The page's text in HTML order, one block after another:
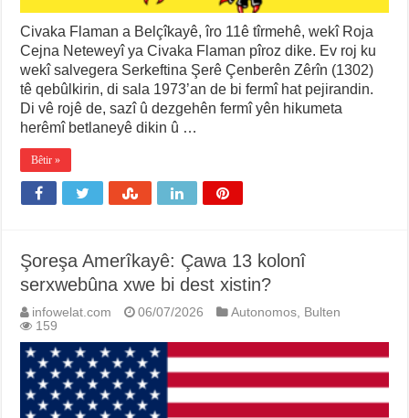
Civaka Flaman a Belçîkayê, îro 11ê tîrmehê, wekî Roja
Cejna Neteweyî ya Civaka Flaman pîroz dike. Ev roj ku
wekî salvegera Serkeftina Şerê Çenberên Zêrîn (1302)
tê qebûlkirin, di sala 1973’an de bi fermî hat pejirandin.
Di vê rojê de, sazî û dezgehên fermî yên hikumeta
herêmî betlaneyê dikin û …
Bêtir »
Şoreşa Amerîkayê: Çawa 13 kolonî
serxwebûna xwe bi dest xistin?
infowelat.com 06/07/2026 Autonomos, Bulten
159